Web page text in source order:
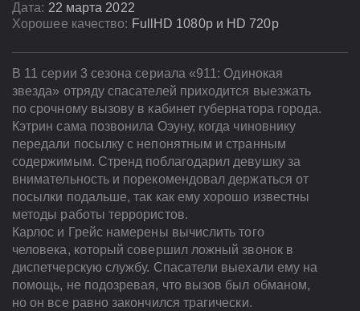
Дата: 22 марта 2022
Хорошее качество: FullHD 1080p и HD 720p
В 11 серии 3 сезона сериала «911: Одинокая
звезда» отряду спасателей приходится выезжать
по срочному вызову в кабинет губернатора города.
Кэтрин сама позвонила Оэуну, когда чиновнику
передали посылку с непонятным и странным
содержимым. Стренд поблагодарил девушку за
внимательность и порекомендовал держаться от
посылки подальше, так как ему хорошо известны
методы работы террористов.
Карлос и Грейс намерены вычислить того
человека, который совершил ложный звонок в
диспетчерскую службу. Спасатели выехали ему на
помощь, не подозревая, что вызов был обманом,
но он все равно закончился трагически.